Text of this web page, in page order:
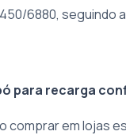
6880, seguindo
para recarga
comprar em lojas